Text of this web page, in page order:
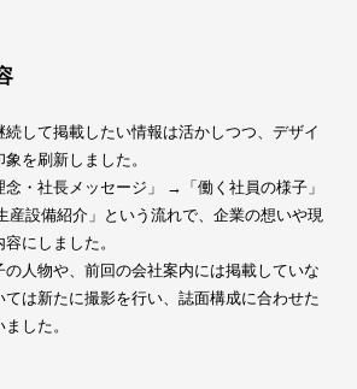
して掲載したい情報は活かしつつ、デザイ
を刷新しました。
・社長メッセージ」 →「働く社員の様子」
設備紹介」という流れで、企業の想いや現
にしました。
の人物や、前回の会社案内には掲載していな
は新たに撮影を行い、誌面構成に合わせた
した。